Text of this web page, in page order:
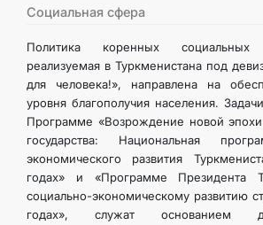
КОНСУЛЬСКИЕ
ТУРКМЕНИСТАН
КОНТАКТНЫЕ
Социальная сфера
Политика коренных социальных
реализуемая в Туркменистана под
для человека!», направлена на
уровня благополучия населения.
Программе «Возрождение новой
государства: Национальная
экономического развития
годах» и «Программе Президента
социально-экономическому развитию
годах», служат основанием